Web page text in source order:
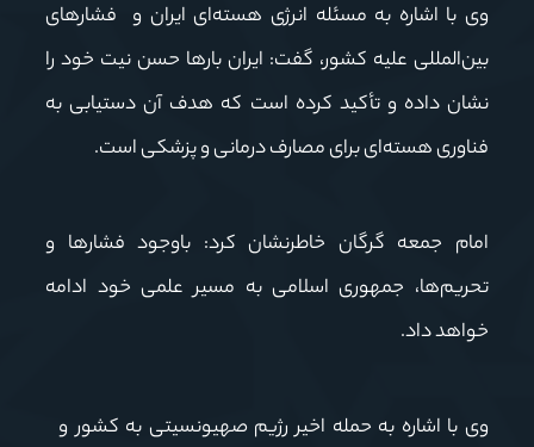
وی با اشاره به مسئله انرژی هسته‌ای ایران و فشارهای
بین‌المللی علیه کشور، گفت: ایران بارها حسن نیت خود را
نشان داده و تأکید کرده است که هدف آن دستیابی به
فناوری هسته‌ای برای مصارف درمانی و پزشکی است.
امام جمعه گرگان خاطرنشان کرد: باوجود فشارها و
تحریم‌ها، جمهوری اسلامی به مسیر علمی خود ادامه
خواهد داد.
وی با اشاره به حمله اخیر رژیم صهیونسیتی به کشور و